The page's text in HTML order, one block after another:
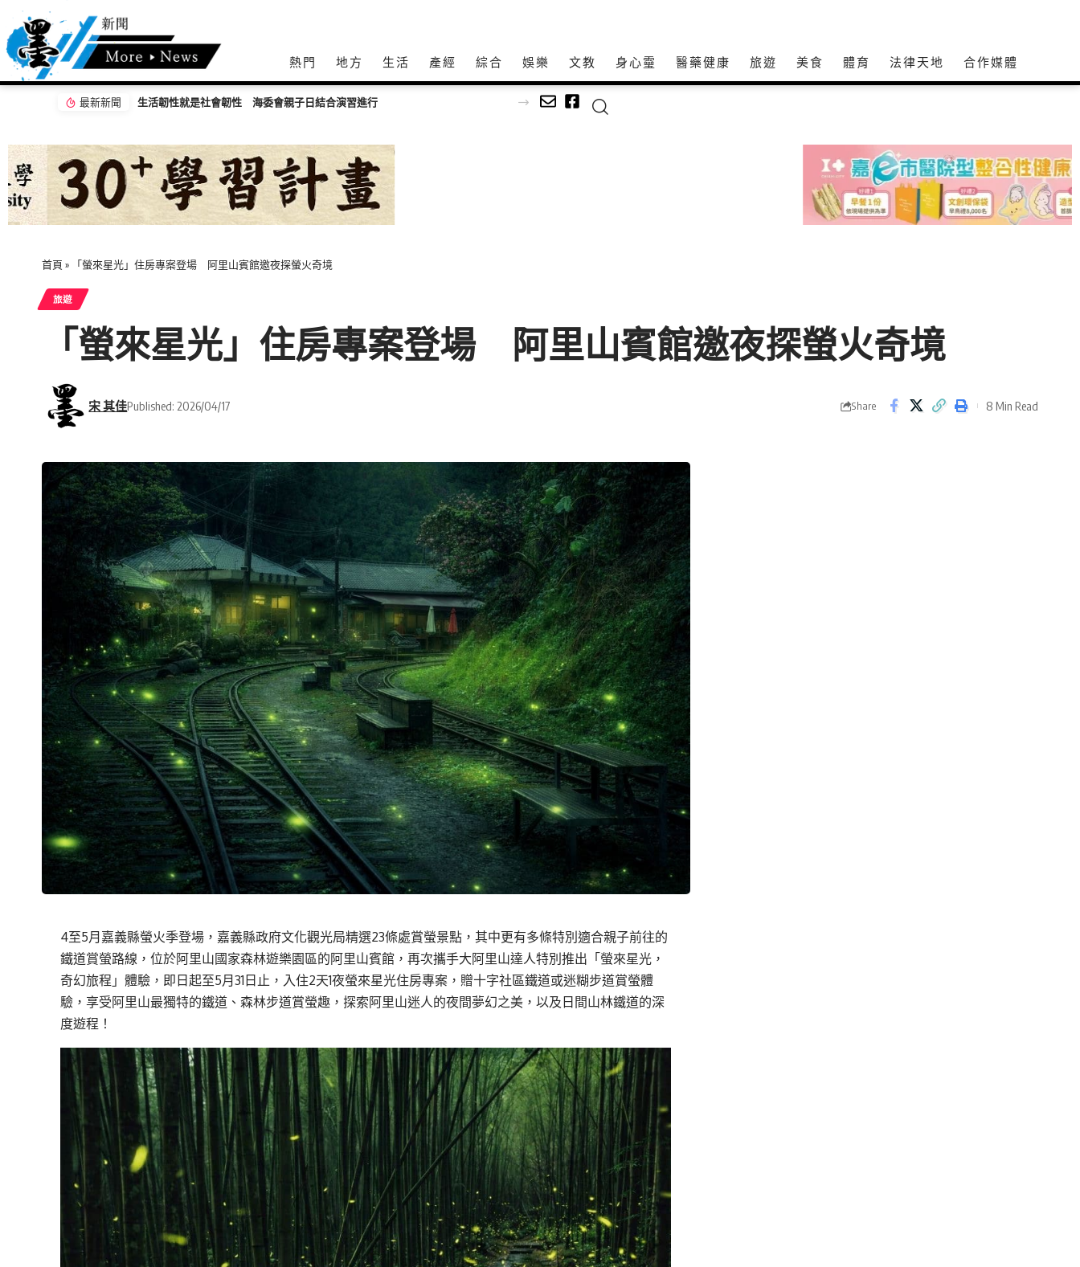
熱門 地方 生活 產經 綜合 娛樂 文教 身心𩆜 醫藥健康 旅遊 美食 體育 法律天地 合作媒體
最新新聞
首頁 » 「螢來星光」住房專案登場 阿里山賓館邀夜探螢火奇境
旅遊
「螢來星光」住房專案登場 阿里山賓館邀夜探螢火奇境
宋 其佳Published: 2026/04/17 Share 8 Min Read
4至5月 嘉義縣螢火季登場， 嘉義縣政府文化觀光局精選23條處賞螢景點，其中更有多條特別適合親子前往的
鐵道賞螢路線 ，位於阿里山國家森林遊樂園區的阿里山賓館，再次攜手大阿里山達人特別推出 「 螢來星光，
奇幻旅程」體驗，即日起至5月31 日止，入住2天1夜螢來星光住房專案，贈十字社區鐵道或迷糊步道賞螢體
驗，享受阿里山最獨特的鐵道、森林步道賞螢趣 ，探索阿里山迷人的夜間夢幻之美 ，以及日間山林鐵道的深
度遊程 ！